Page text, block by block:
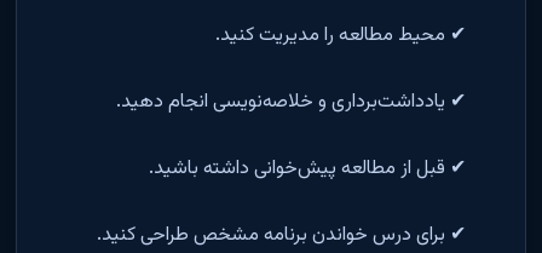
✔ محیط مطالعه را مدیریت کنید.
✔ یادداشت‌برداری و خلاصه‌نویسی انجام دهید.
✔ قبل از مطالعه پیش‌خوانی داشته باشید.
✔ برای درس خواندن برنامه مشخص طراحی کنید.